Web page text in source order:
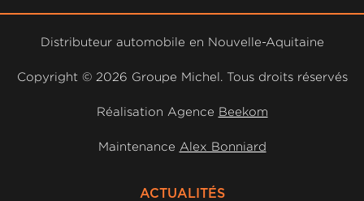
Distributeur automobile en Nouvelle-Aquitaine
Copyright © 2026 Groupe Michel. Tous droits réservés
Réalisation Agence Beekom
Maintenance Alex Bonniard
ACTUALITÉS